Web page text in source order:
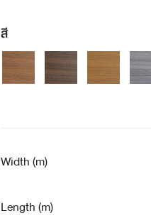
สี
Width (m)
Length (m)